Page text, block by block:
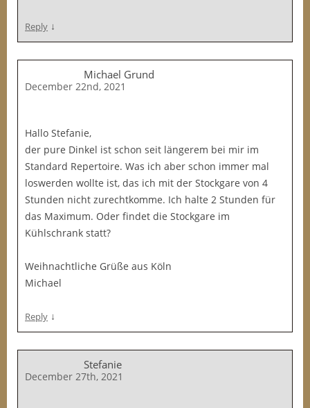
Reply ↓
Michael Grund
December 22nd, 2021
Hallo Stefanie,
der pure Dinkel ist schon seit längerem bei mir im
Standard Repertoire. Was ich aber schon immer mal
loswerden wollte ist, das ich mit der Stockgare von 4
Stunden nicht zurechtkomme. Ich halte 2 Stunden für
das Maximum. Oder findet die Stockgare im
Kühlschrank statt?
Weihnachtliche Grüße aus Köln
Michael
Reply ↓
Stefanie
December 27th, 2021